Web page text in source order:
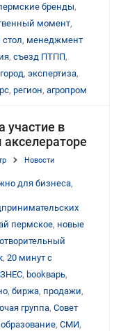
бренды,
момент,
стол, менеджмент
, съезд ПТПП,
город, экспертиза,
, регион, агропром
участие в
Новости
для бизнеса,
пермское, новые
, 20 минут с
, bookварь,
, биржа, продажи,
группа, Совет
образование, СМИ,